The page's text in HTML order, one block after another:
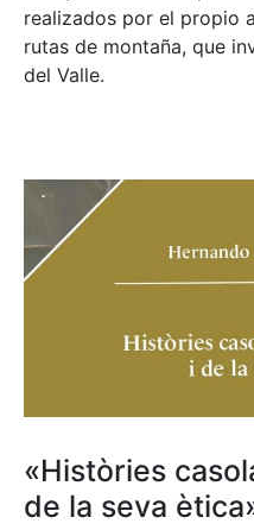
realizados por el propio
rutas de montaña, que
del Valle.
«Històries
de la seva